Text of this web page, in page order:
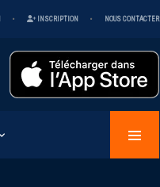
INSCRIPTION NOUS CONTACTER